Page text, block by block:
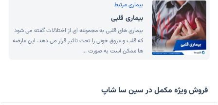
بیماری مرتبط
بیماری قلبی
بیماری های قلبی به مجموعه ای از اختلالات گفته می شود
که قلب و عروق خونی را تحت تاثیر قرار می دهد. این عارضه
ها ممکن است به صورت ...
فروش ویژه مکمل در سین سا شاپ